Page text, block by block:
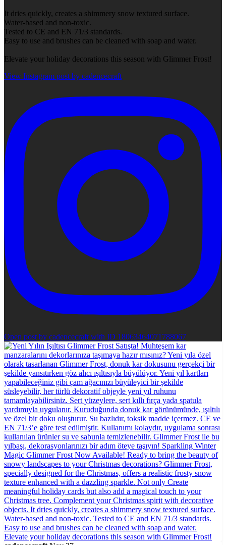
It dries quickly, creates a shimmery snow textured surface.
Water-based and non-toxic.
Tested to CE and EN 71/3 standards.
Easy to use and brushes can be cleaned with soap and water.
Elevate your holiday decorations this season with Glimmer Frost!
View Instagram post by cadencecraft
Open post by cadencecraft with ID 18063464071788067